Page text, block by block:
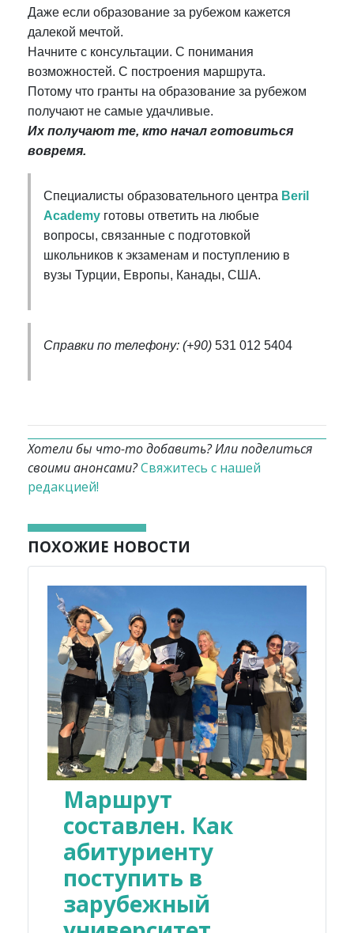
Даже если образование за рубежом кажется
далекой мечтой.
Начните с консультации. С понимания
возможностей. С построения маршрута.
Потому что гранты на образование за рубежом
получают не самые удачливые.
Их получают те, кто начал готовиться
вовремя.
Специалисты образовательного центра Beril
Academy готовы ответить на любые
вопросы, связанные с подготовкой
школьников к экзаменам и поступлению в
вузы Турции, Европы, Канады, США.
Справки по телефону: (+90) 531 012 5404
Хотели бы что-то добавить? Или поделиться
своими анонсами?Свяжитесь с нашей
редакцией!
ПОХОЖИЕ НОВОСТИ
Маршрут
составлен. Как
абитуриенту
поступить в
зарубежный